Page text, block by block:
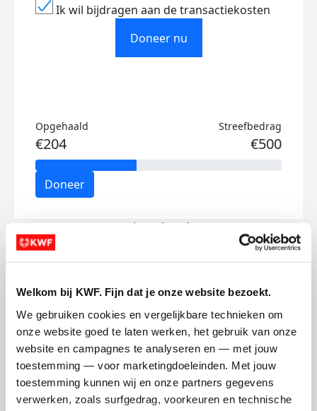
Welkom bij KWF. Fijn dat je onze website bezoekt.
We gebruiken cookies en vergelijkbare technieken om
onze website goed te laten werken, het gebruik van onze
website en campagnes te analyseren en — met jouw
toestemming — voor marketingdoeleinden. Met jouw
toestemming kunnen wij en onze partners gegevens
verwerken, zoals surfgedrag, voorkeuren en technische
Ik wil bijdragen aan de transactiekosten
Doneer nu
Opgehaald
€204
Streefbedrag
€500
Doneer
Annie's badges